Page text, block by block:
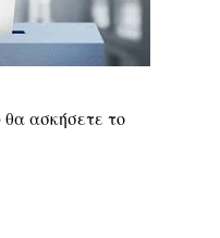
θα ασκήσετε το